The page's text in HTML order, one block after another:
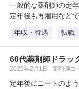
一般的な薬剤師の定
定年後も再雇用など
年収・待遇
転職
60代薬剤師ドラッ
2026年2月1日 薬剤師コ
定年後にニートのよ